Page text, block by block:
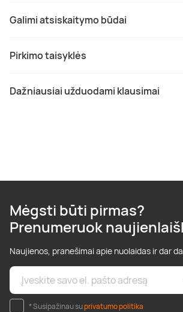
Galimi atsiskaitymo būdai
Pirkimo taisyklės
Dažniausiai užduodami klausimai
Mėgsti būti pirmas?
Prenumeruok
Naujienos, pranešimai apie nuolaidas ir dar
* Susipažinau suprivatumo politika